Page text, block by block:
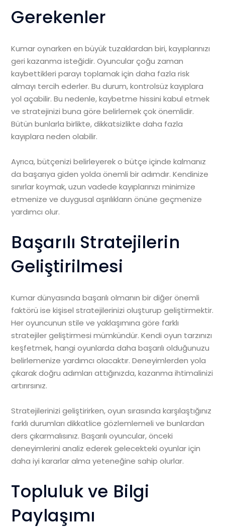
Gerekenler
Kumar oynarken en büyük tuzaklardan biri, kayıplarınızı
geri kazanma isteğidir. Oyuncular çoğu zaman
kaybettikleri parayı toplamak için daha fazla risk
almayı tercih ederler. Bu durum, kontrolsüz kayıplara
yol açabilir. Bu nedenle, kaybetme hissini kabul etmek
ve stratejinizi buna göre belirlemek çok önemlidir.
Bütün bunlarla birlikte, dikkatsizlikte daha fazla
kayıplara neden olabilir.
Ayrıca, bütçenizi belirleyerek o bütçe içinde kalmanız
da başarıya giden yolda önemli bir adımdır. Kendinize
sınırlar koymak, uzun vadede kayıplarınızı minimize
etmenize ve duygusal aşırılıkların önüne geçmenize
yardımcı olur.
Başarılı Stratejilerin
Geliştirilmesi
Kumar dünyasında başarılı olmanın bir diğer önemli
faktörü ise kişisel stratejilerinizi oluşturup geliştirmektir.
Her oyuncunun stile ve yaklaşımına göre farklı
stratejiler geliştirmesi mümkündür. Kendi oyun tarzınızı
keşfetmek, hangi oyunlarda daha başarılı olduğunuzu
belirlemenize yardımcı olacaktır. Deneyimlerden yola
çıkarak doğru adımları attığınızda, kazanma ihtimalinizi
artırırsınız.
Stratejilerinizi geliştirirken, oyun sırasında karşılaştığınız
farklı durumları dikkatlice gözlemlemeli ve bunlardan
ders çıkarmalısınız. Başarılı oyuncular, önceki
deneyimlerini analiz ederek gelecekteki oyunlar için
daha iyi kararlar alma yeteneğine sahip olurlar.
Topluluk ve Bilgi
Paylaşımı